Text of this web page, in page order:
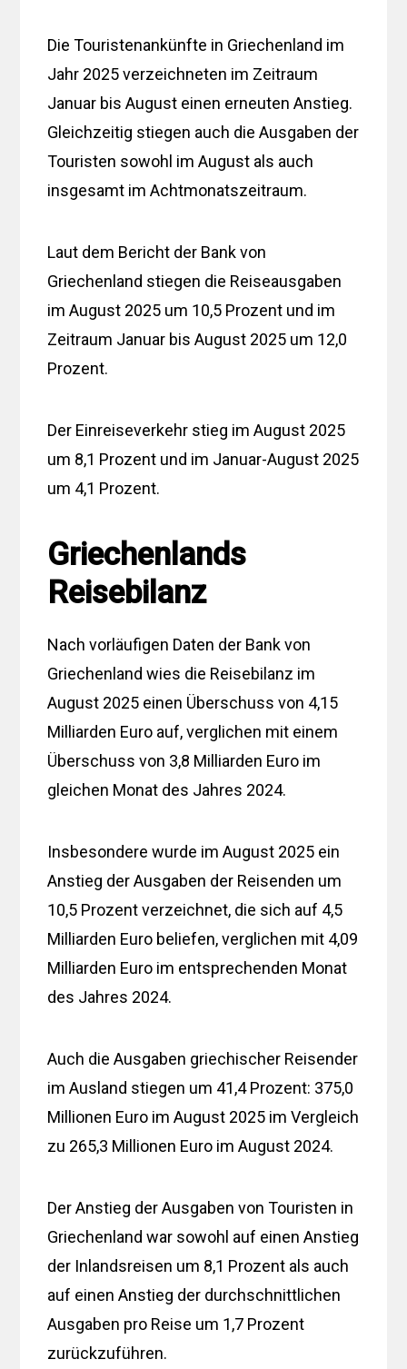
Die Touristenankünfte in Griechenland im
Jahr 2025 verzeichneten im Zeitraum
Januar bis August einen erneuten Anstieg.
Gleichzeitig stiegen auch die Ausgaben der
Touristen sowohl im August als auch
insgesamt im Achtmonatszeitraum.
Laut dem Bericht der Bank von
Griechenland stiegen die Reiseausgaben
im August 2025 um 10,5 Prozent und im
Zeitraum Januar bis August 2025 um 12,0
Prozent.
Der Einreiseverkehr stieg im August 2025
um 8,1 Prozent und im Januar-August 2025
um 4,1 Prozent.
Griechenlands
Reisebilanz
Nach vorläufigen Daten der Bank von
Griechenland wies die Reisebilanz im
August 2025 einen Überschuss von 4,15
Milliarden Euro auf, verglichen mit einem
Überschuss von 3,8 Milliarden Euro im
gleichen Monat des Jahres 2024.
Insbesondere wurde im August 2025 ein
Anstieg der Ausgaben der Reisenden um
10,5 Prozent verzeichnet, die sich auf 4,5
Milliarden Euro beliefen, verglichen mit 4,09
Milliarden Euro im entsprechenden Monat
des Jahres 2024.
Auch die Ausgaben griechischer Reisender
im Ausland stiegen um 41,4 Prozent: 375,0
Millionen Euro im August 2025 im Vergleich
zu 265,3 Millionen Euro im August 2024.
Der Anstieg der Ausgaben von Touristen in
Griechenland war sowohl auf einen Anstieg
der Inlandsreisen um 8,1 Prozent als auch
auf einen Anstieg der durchschnittlichen
Ausgaben pro Reise um 1,7 Prozent
zurückzuführen.